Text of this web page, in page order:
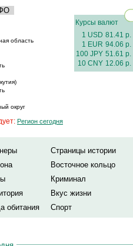
область
округ
Курсы валют
1 USD 81.41 р.
1 EUR 94.06 р.
100 JPY 51.61 р.
10 CNY 12.06 р.
Регион сегодня
Страницы истории
Восточное кольцо
Криминал
Вкус жизни
обитания Спорт